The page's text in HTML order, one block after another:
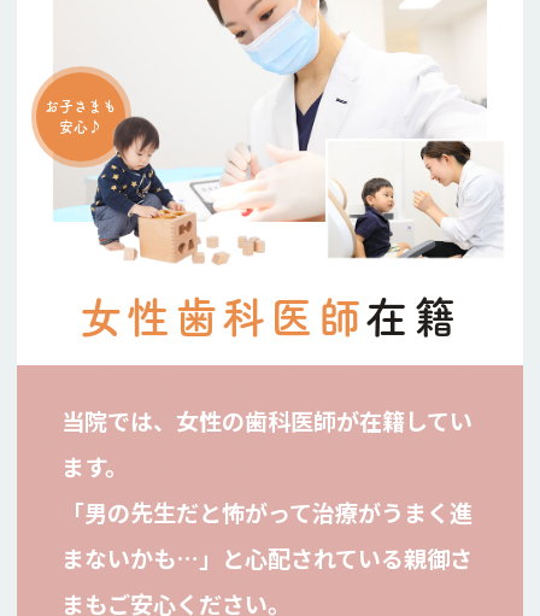
お子さまも
安心♪
女性歯科医師在籍
当院では、女性の歯科医師が在籍してい
ます。
「男の先生だと怖がって治療がうまく進
まないかも…」と心配されている親御さ
まもご安心ください。